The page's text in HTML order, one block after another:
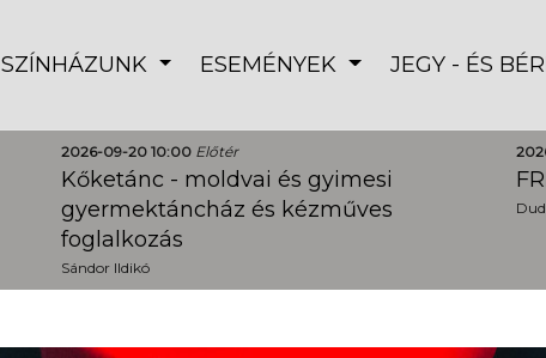
SZÍNHÁZUNK ESEMÉNYEK JEGY - ÉS
2026-09-20 10:00 Előtér
Kőketánc - moldvai és gyimesi
gyermektáncház és kézműves
foglalkozás
Sándor Ildikó